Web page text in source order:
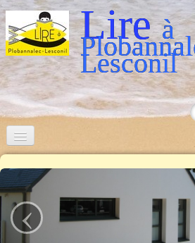
Lireà
Lesconil
‹